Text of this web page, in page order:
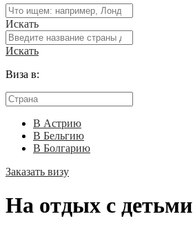
Искать
Искать
Виза в:
В Астрию
В Бельгию
В Болгарию
Заказать визу
На отдых с детьми